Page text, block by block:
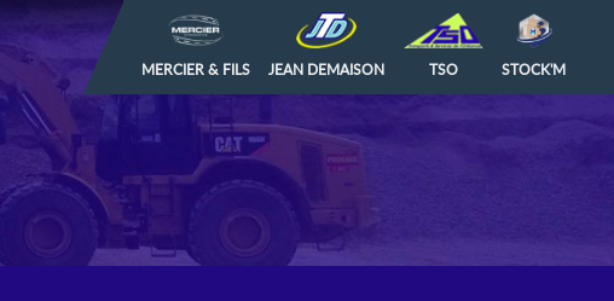
MERCIER & FILS JEAN DEMAISON TSO STOCK'M